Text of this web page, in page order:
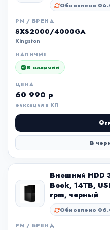
Обновлено
PN / БРЕНД
SXS2000/4000GA
Kingston
НАЛИЧИЕ
В наличии
ЦЕНА
60 990 р
фиксация в КП
В
Внешний HDD
Book, 14TB,
rpm, черный
Обновлено
PN / БРЕНД